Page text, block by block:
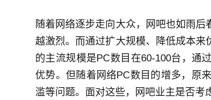
随着网络逐步走向大众，网吧也如雨
越激烈。而通过扩大规模、降低成本
的主流规模是PC数目在60-100台，通
优势。但随着网络PC数目的增多，原
滥等问题。面对这些，网吧业主是否考